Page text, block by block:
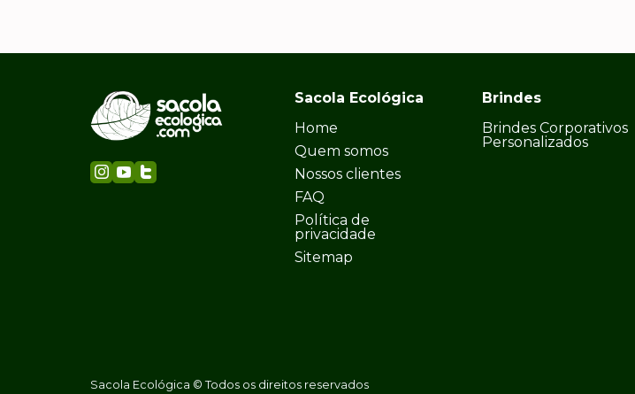
Sacola Ecológica
Home
Quem somos
Nossos clientes
FAQ
Política de
privacidade
Sitemap
Brindes
Brindes Corporativos
Personalizados
Sacola Ecológica © Todos os direitos reservados